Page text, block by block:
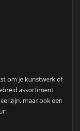
om je kunstwerk of
assortiment
zijn, maar ook een